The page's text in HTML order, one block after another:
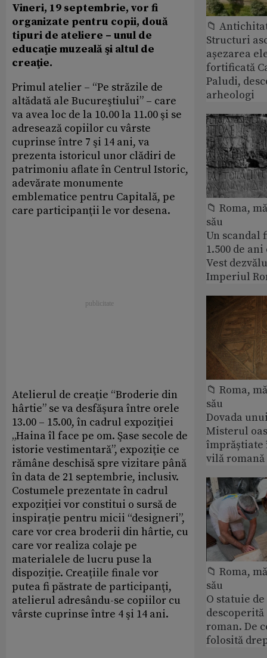
Vineri, 19 septembrie, vor fi
organizate pentru copii, două
tipuri de ateliere – unul de
educaţie muzeală şi altul de
creaţie.
Primul atelier – “Pe străzile de
altădată ale Bucureştiului” – care
va avea loc de la 10.00 la 11.00 şi se
adresează copiilor cu vârste
cuprinse între 7 şi 14 ani, va
prezenta istoricul unor clădiri de
patrimoniu aflate în Centrul Istoric,
adevărate monumente
emblematice pentru Capitală, pe
care participanţii le vor desena.
Atelierul de creaţie “Broderie din
hârtie” se va desfăşura între orele
13.00 – 15.00, în cadrul expoziţiei
„Haina îl face pe om. Şase secole de
istorie vestimentară”, expoziţie ce
rămâne deschisă spre vizitare până
în data de 21 septembrie, inclusiv.
Costumele prezentate în cadrul
expoziției vor constitui o sursă de
inspirație pentru micii “designeri”,
care vor crea broderii din hârtie, cu
care vor realiza colaje pe
materialele de lucru puse la
dispoziție. Creațiile finale vor
putea fi păstrate de participanţi,
atelierul adresându-se copiilor cu
vârste cuprinse între 4 şi 14 ani.
📁
Structuri
așezarea
fortificată
Paludi,
arheologi
📁 Roma,
său
Un scandal
1.500 de
Vest
Imperiul
📁 Roma,
său
Dovada
Misterul
împrăștiate
vilă romană
📁 Roma,
său
O statuie
roman. De
folosită